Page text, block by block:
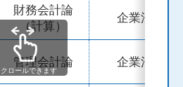
財務会計論
（計算）
企業法
管理会計論 企業法
ロールできます